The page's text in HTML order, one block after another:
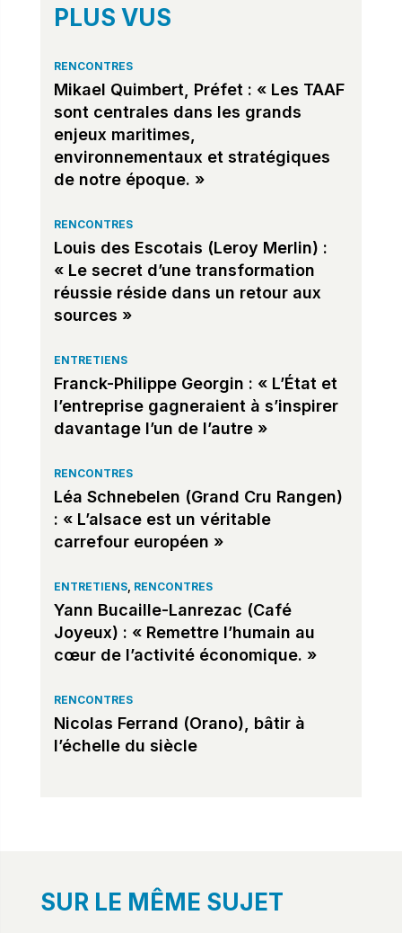
PLUS VUS
RENCONTRES
Mikael Quimbert, Préfet : « Les TAAF
sont centrales dans les grands
enjeux maritimes,
environnementaux et stratégiques
de notre époque. »
RENCONTRES
Louis des Escotais (Leroy Merlin) :
« Le secret d’une transformation
réussie réside dans un retour aux
sources »
ENTRETIENS
Franck-Philippe Georgin : « L’État et
l’entreprise gagneraient à s’inspirer
davantage l’un de l’autre »
RENCONTRES
Léa Schnebelen (Grand Cru Rangen)
: « L’alsace est un véritable
carrefour européen »
ENTRETIENS, RENCONTRES
Yann Bucaille-Lanrezac (Café
Joyeux) : « Remettre l’humain au
cœur de l’activité économique. »
RENCONTRES
Nicolas Ferrand (Orano), bâtir à
l’échelle du siècle
SUR LE MÊME SUJET